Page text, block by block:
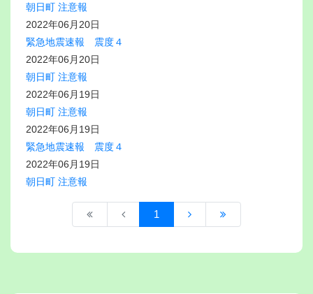
朝日町 注意報
2022年06月20日
緊急地震速報 震度４
2022年06月20日
朝日町 注意報
2022年06月19日
朝日町 注意報
2022年06月19日
緊急地震速報 震度４
2022年06月19日
朝日町 注意報
1